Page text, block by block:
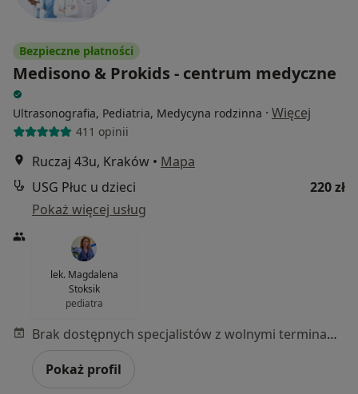
Bezpieczne płatności
Medisono & Prokids - centrum medyczne
Ultrasonografia, Pediatria, Medycyna rodzinna · Więcej
411 opinii
Ruczaj 43u, Kraków • Mapa
USG Płuc u dzieci
220 zł
Pokaż więcej usług
lek. Magdalena
Stoksik
pediatra
Brak dostępnych specjalistów z wolnymi terminami w tym centrum medycznym.
Pokaż profil